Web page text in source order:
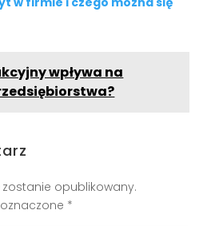
wpływa na
opublikowany.
*